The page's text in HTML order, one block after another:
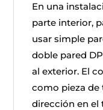
En una
parte interior,
usar simple
doble pared
al exterior. El
como pieza
dirección en el